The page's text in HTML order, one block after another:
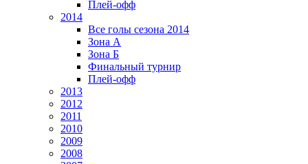
Плей-офф
2014
Все голы сезона 2014
Зона А
Зона Б
Финальный турнир
Плей-офф
2013
2012
2011
2010
2009
2008